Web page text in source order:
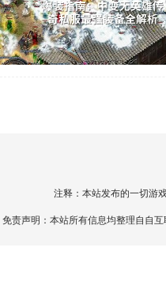
注释：本站发布的一切游
免责声明：本站所有信息均整理自自